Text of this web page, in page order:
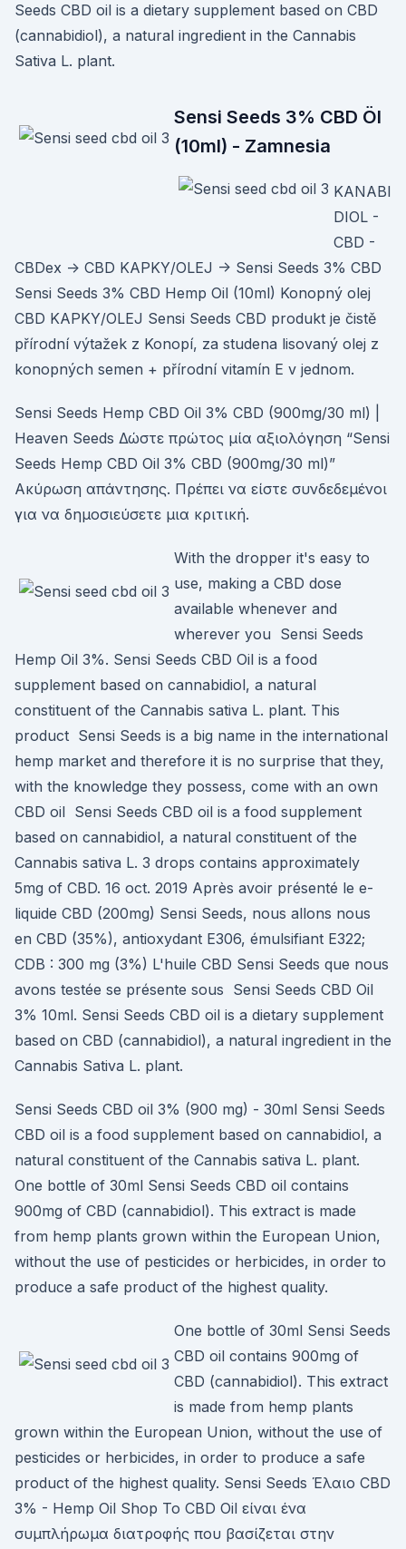
Seeds CBD oil is a dietary supplement based on CBD
(cannabidiol), a natural ingredient in the Cannabis
Sativa L. plant.
Sensi Seeds 3% CBD Öl
(10ml) - Zamnesia
KANABI
DIOL -
CBD -
CBDex -> CBD KAPKY/OLEJ -> Sensi Seeds 3% CBD
Sensi Seeds 3% CBD Hemp Oil (10ml) Konopný olej
CBD KAPKY/OLEJ Sensi Seeds CBD produkt je čistě
přírodní výtažek z Konopí, za studena lisovaný olej z
konopných semen + přírodní vitamín E v jednom.
Sensi Seeds Hemp CBD Oil 3% CBD (900mg/30 ml) |
Heaven Seeds Δώστε πρώτος μία αξιολόγηση “Sensi
Seeds Hemp CBD Oil 3% CBD (900mg/30 ml)”
Ακύρωση απάντησης. Πρέπει να είστε συνδεδεμένοι
για να δημοσιεύσετε μια κριτική.
With the dropper it's easy to
use, making a CBD dose
available whenever and
wherever you Sensi Seeds
Hemp Oil 3%. Sensi Seeds CBD Oil is a food
supplement based on cannabidiol, a natural
constituent of the Cannabis sativa L. plant. This
product Sensi Seeds is a big name in the international
hemp market and therefore it is no surprise that they,
with the knowledge they possess, come with an own
CBD oil Sensi Seeds CBD oil is a food supplement
based on cannabidiol, a natural constituent of the
Cannabis sativa L. 3 drops contains approximately
5mg of CBD. 16 oct. 2019 Après avoir présenté le e-
liquide CBD (200mg) Sensi Seeds, nous allons nous
en CBD (35%), antioxydant E306, émulsifiant E322;
CDB : 300 mg (3%) L'huile CBD Sensi Seeds que nous
avons testée se présente sous Sensi Seeds CBD Oil
3% 10ml. Sensi Seeds CBD oil is a dietary supplement
based on CBD (cannabidiol), a natural ingredient in the
Cannabis Sativa L. plant.
Sensi Seeds CBD oil 3% (900 mg) - 30ml Sensi Seeds
CBD oil is a food supplement based on cannabidiol, a
natural constituent of the Cannabis sativa L. plant.
One bottle of 30ml Sensi Seeds CBD oil contains
900mg of CBD (cannabidiol). This extract is made
from hemp plants grown within the European Union,
without the use of pesticides or herbicides, in order to
produce a safe product of the highest quality.
One bottle of 30ml Sensi Seeds
CBD oil contains 900mg of
CBD (cannabidiol). This extract
is made from hemp plants
grown within the European Union, without the use of
pesticides or herbicides, in order to produce a safe
product of the highest quality. Sensi Seeds Έλαιο CBD
3% - Hemp Oil Shop Το CBD Oil είναι ένα
συμπλήρωμα διατροφής που βασίζεται στην